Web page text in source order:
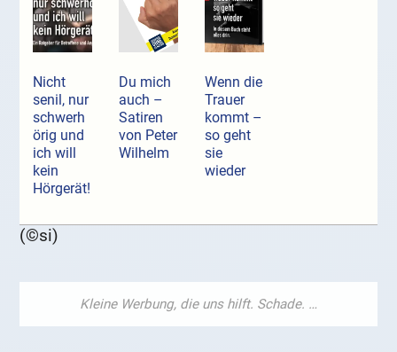
Nicht
senil, nur
schwerh
örig und
ich will
kein
Hörgerät!
Du mich
auch –
Satiren
von Peter
Wilhelm
Wenn die
Trauer
kommt –
so geht
sie
wieder
(©si)